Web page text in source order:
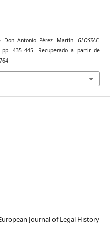
Don Antonio Pérez Martín.GLOSSAE.
pp. 435–445. Recuperado a partir de
Journal of Legal History